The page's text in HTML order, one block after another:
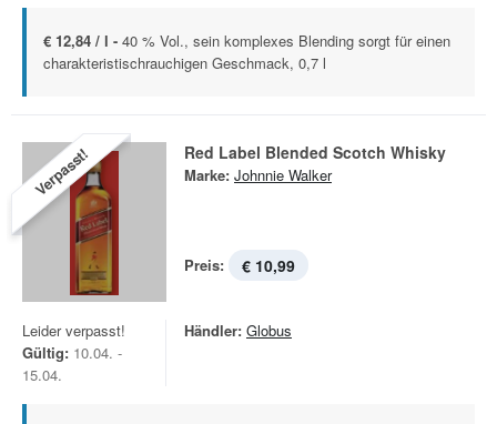
€ 12,84 / l - 40 % Vol., sein komplexes Blending sorgt für einen
charakteristischrauchigen Geschmack, 0,7 l
Verpasst! Red Label Blended Scotch Whisky
Marke: Johnnie Walker
Preis: € 10,99
Leider verpasst!
Gültig: 10.04. -
15.04.
Händler: Globus